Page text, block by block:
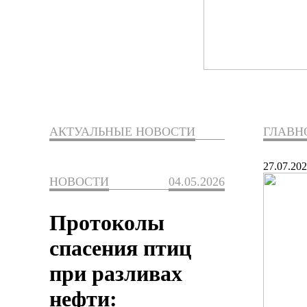
АКТУАЛЬНЫЕ НОВОСТИ
НОВОСТИ 04.05.2026
Протоколы
спасения птиц
при разливах
нефти: